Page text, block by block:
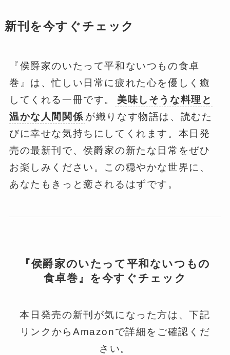
新刊を今すぐチェック
『侯爵家のいたって平和ないつもの食卓
巻』は、忙しい日常に疲れた心を優しく癒
してくれる一冊です。
美味しそうな料理と
温かな人間関係 が織りなす物語は、読むた
びに幸せな気持ちにしてくれます。本日発
売の最新刊で、侯爵家の新たな日常をぜひ
お楽しみください。この穏やかな世界に、
あなたもきっと癒されるはずです。
『侯爵家のいたって平和ないつもの
食卓巻』を今すぐチェック
本日発売の新刊が気になった方は、下記
リンクからAmazonで詳細をご確認くだ
さい。